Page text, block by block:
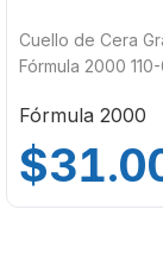
Cuello de Cera
Fórmula 2000
Fórmula 2000
$